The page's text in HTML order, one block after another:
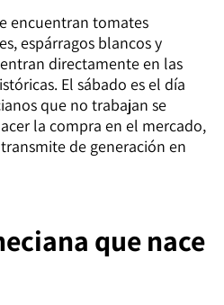
encuentran tomates
espárragos blancos y
directamente en las
El sábado es el día
que no trabajan se
la compra en el mercado,
de generación en
que nace